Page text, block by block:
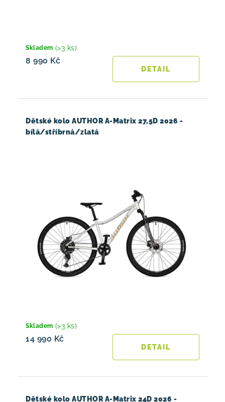
Skladem (>3 ks)
8 990 Kč
Dětské kolo AUTHOR A-Matrix 27,5D 2026 -
bílá/stříbrná/zlatá
Skladem (>3 ks)
14 990 Kč
Dětské kolo AUTHOR A-Matrix 24D 2026 -